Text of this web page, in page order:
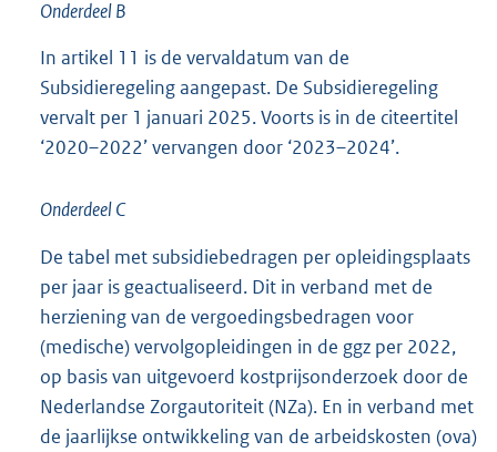
Onderdeel B
In artikel 11 is de vervaldatum van de
Subsidieregeling aangepast. De Subsidieregeling
vervalt per 1 januari 2025. Voorts is in de citeertitel
‘2020–2022’ vervangen door ‘2023–2024’.
Onderdeel C
De tabel met subsidiebedragen per opleidingsplaats
per jaar is geactualiseerd. Dit in verband met de
herziening van de vergoedingsbedragen voor
(medische) vervolgopleidingen in de ggz per 2022,
op basis van uitgevoerd kostprijsonderzoek door de
Nederlandse Zorgautoriteit (NZa). En in verband met
de jaarlijkse ontwikkeling van de arbeidskosten (ova)